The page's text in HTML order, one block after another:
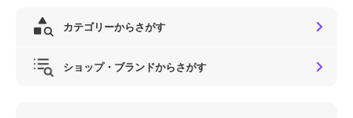
カテゴリーからさがす
ショップ・ブランドからさがす